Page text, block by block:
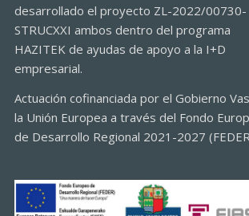
desarrollado el proyecto ZL-2022/00730-
STRUCXXI ambos dentro del programa
HAZITEK de ayudas de apoyo a la I+D
empresarial.
Actuación cofinanciada por el Gobierno
la Unión Europea a través del Fondo
de Desarrollo Regional 2021-2027